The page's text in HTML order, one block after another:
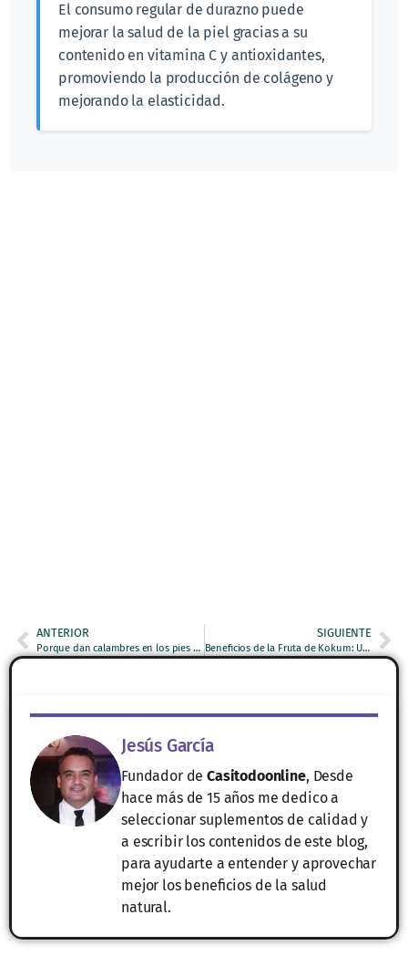
El consumo regular de durazno puede
mejorar la salud de la piel gracias a su
contenido en vitamina C y antioxidantes,
promoviendo la producción de colágeno y
mejorando la elasticidad.
ANTERIOR
Porque dan calambres en los pies por la noche
SIGUIENTE
Beneficios de la Fruta de Kokum: Un Tesoro Nutricional
Jesús García
Fundador deCasitodoonline, Desde
hace más de 15 años me dedico a
seleccionar suplementos de calidad y
a escribir los contenidos de este blog,
para ayudarte a entender y aprovechar
mejor los beneficios de la salud
natural.